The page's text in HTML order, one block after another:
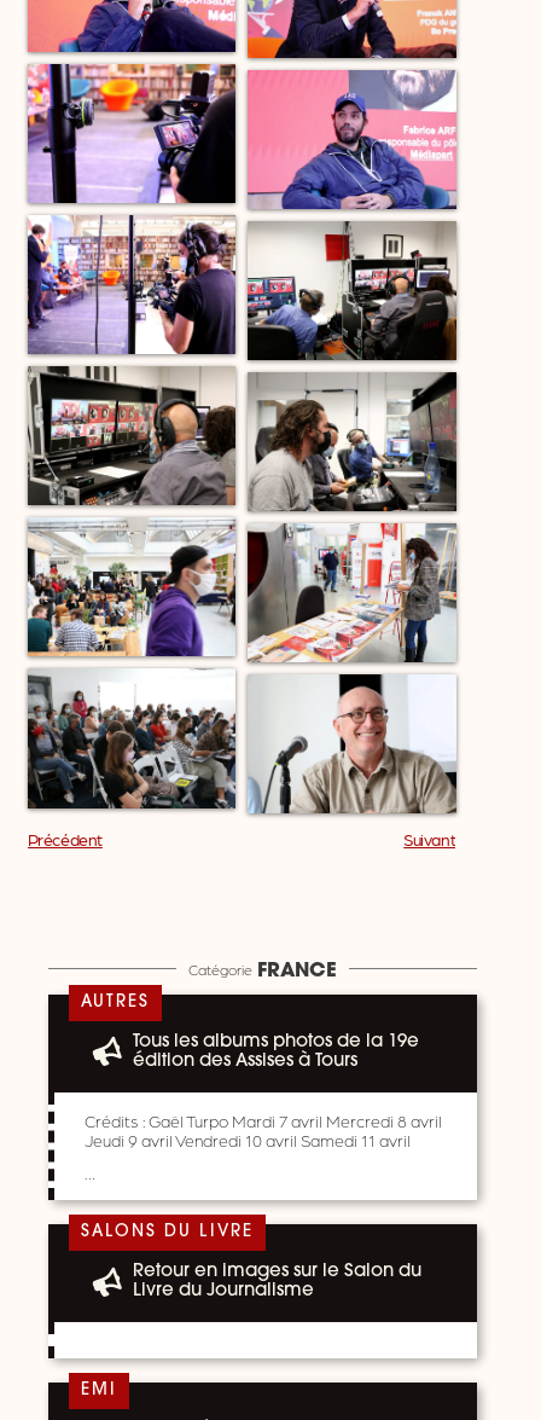
Précédent Suivant
Catégorie FRANCE
AUTRES
Tous les albums photos de la 19e
édition des Assises à Tours
Crédits : Gaël Turpo Mardi 7 avril Mercredi 8 avril
Jeudi 9 avril Vendredi 10 avril Samedi 11 avril
SALONS DU LIVRE
Retour en images sur le Salon du
Livre du Journalisme
EMI